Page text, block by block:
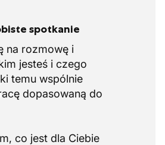
spotkanie
na rozmowę i
jesteś i czego
temu wspólnie
dopasowaną do
co jest dla Ciebie